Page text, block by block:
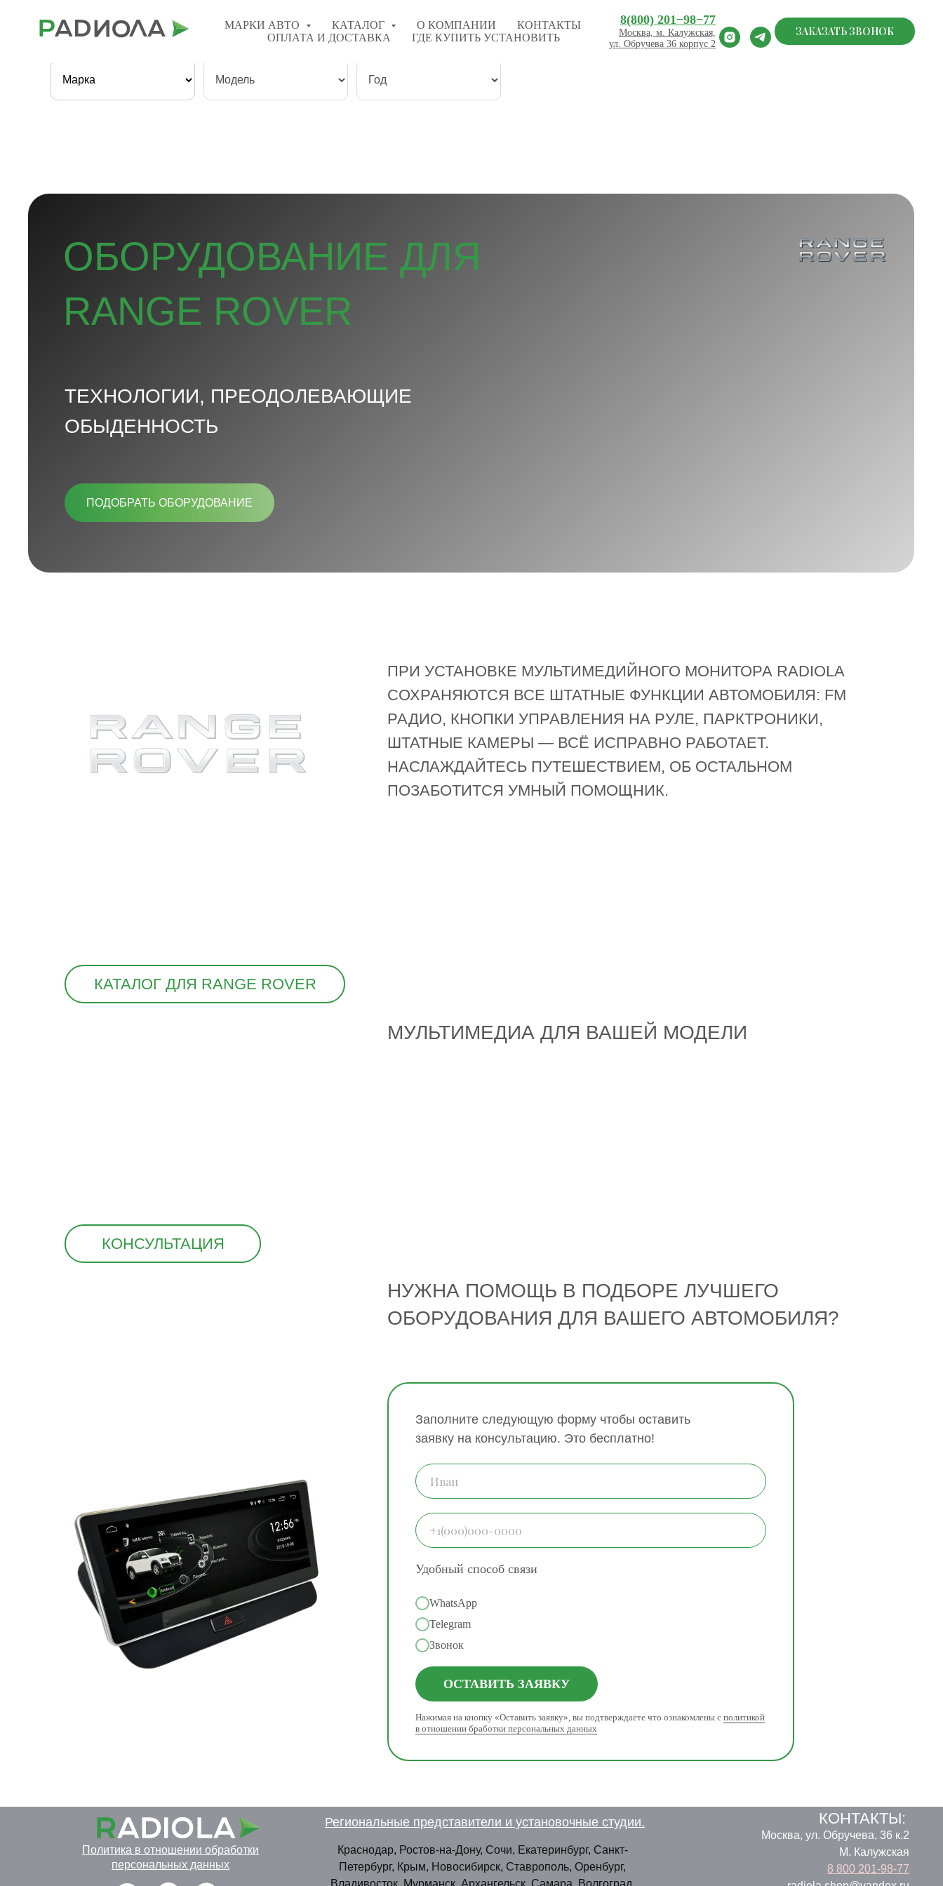
МАРКИ АВТО КАТАЛОГ О КОМПАНИИ
КОНТАКТЫ
ОПЛАТА И ДОСТАВКА
ГДЕ КУПИТЬ УСТАНОВИТЬ
8(800) 201−98−77
Москва, м. Калужская,
ул. Обручева 36 корпус 2
ЗАКАЗАТЬ ЗВОНОК
8(800) 201−98−77
ОБОРУДОВАНИЕ ДЛЯ
RANGE ROVER
ТЕХНОЛОГИИ, ПРЕОДОЛЕВАЮЩИЕ
ОБЫДЕННОСТЬ
ПОДОБРАТЬ ОБОРУДОВАНИЕ
ПРИ УСТАНОВКЕ МУЛЬТИМЕДИЙНОГО МОНИТОРА RADIOLA
СОХРАНЯЮТСЯ ВСЕ ШТАТНЫЕ ФУНКЦИИ АВТОМОБИЛЯ: FM
РАДИО, КНОПКИ УПРАВЛЕНИЯ НА РУЛЕ, ПАРКТРОНИКИ,
ШТАТНЫЕ КАМЕРЫ — ВСЁ ИСПРАВНО РАБОТАЕТ.
НАСЛАЖДАЙТЕСЬ ПУТЕШЕСТВИЕМ, ОБ ОСТАЛЬНОМ
ПОЗАБОТИТСЯ УМНЫЙ ПОМОЩНИК.
МУЛЬТИМЕДИА ДЛЯ ВАШЕЙ МОДЕЛИ
КАТАЛОГ ДЛЯ RANGE ROVER
НУЖНА ПОМОЩЬ В ПОДБОРЕ ЛУЧШЕГО
ОБОРУДОВАНИЯ ДЛЯ ВАШЕГО АВТОМОБИЛЯ?
КОНСУЛЬТАЦИЯ
Удобный способ связи
WhatsApp
Telegram
Звонок
ОСТАВИТЬ ЗАЯВКУ
Нажимая на кнопку «Оставить заявку», вы подтверждаете что ознакомлены с политикой
в отношении бработки персональных данных
Заполните следующую форму чтобы оставить
заявку на консультацию. Это бесплатно!
КОНТАКТЫ:
Москва, ул. Обручева, 36 к.2
M. Калужская
8 800 201-98-77
Политика в отношении обработки
персональных данных
Региональные представители и установочные студии.
Краснодар, Ростов-на-Дону, Сочи, Екатеринбург, Санкт-
Петербург, Крым, Новосибирск, Ставрополь, Оренбург,
Владивосток, Мурманск, Архангельск, Самара, Волгоград,